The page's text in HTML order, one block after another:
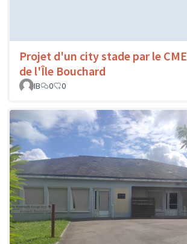
Projet d'un city stade par le CME
de l'Île Bouchard
IB
0 0